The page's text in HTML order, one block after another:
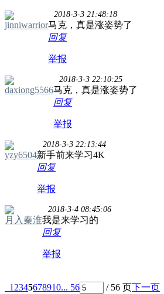
jinniwarrior
2018-3-3 21:48:18
马克，真是涨姿势了
回复
举报
daxiong5566
2018-3-3 22:10:25
马克，真是涨姿势了
回复
举报
yzy6504
2018-3-3 22:13:44
新手前来学习4K
回复
举报
月入秦淮
2018-3-4 08:45:06
我是来学习的
回复
举报
1 2345678910... 56 / 56 页下一页